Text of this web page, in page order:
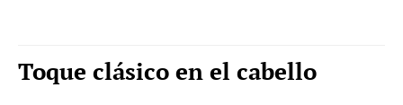
Toque clásico en el cabello